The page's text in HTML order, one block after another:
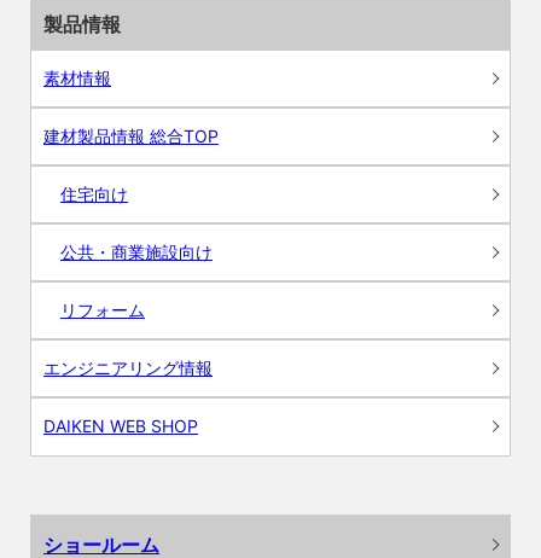
製品情報
素材情報
建材製品情報 総合TOP
住宅向け
公共・商業施設向け
リフォーム
エンジニアリング情報
DAIKEN WEB SHOP
ショールーム